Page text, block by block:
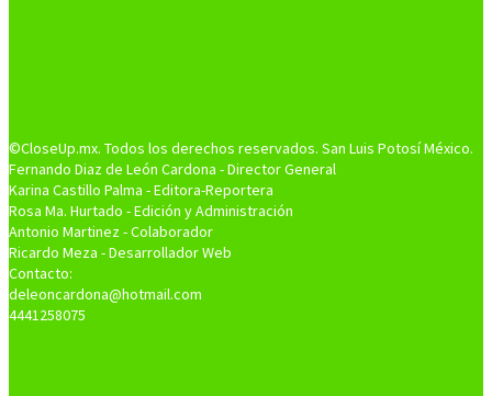
©CloseUp.mx. Todos los derechos reservados. San Luis Potosí México.
Fernando Diaz de León Cardona - Director General
Karina Castillo Palma - Editora-Reportera
Rosa Ma. Hurtado - Edición y Administración
Antonio Martinez - Colaborador
Ricardo Meza - Desarrollador Web
Contacto:
deleoncardona@hotmail.com
4441258075